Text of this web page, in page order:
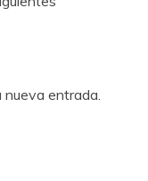
entrada.